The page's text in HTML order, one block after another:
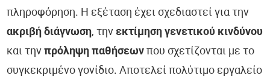
πληροφόρηση. Η εξέταση έχει σχεδιαστεί για την
ακριβή διάγνωση, τηνεκτίμηση γενετικού κινδύνου
και τηνπρόληψη παθήσεων που σχετίζονται με το
συγκεκριμένο γονίδιο. Αποτελεί πολύτιμο εργαλείο